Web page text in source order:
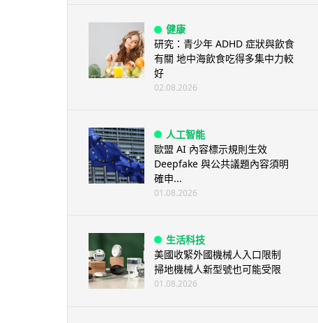
健康
研究：青少年 ADHD 症狀與飲食
有關 地中海飲食吃得多集中力較
好
02.08.2026
人工智能
歐盟 AI 內容標示規則生效
Deepfake 與公共議題內容須明
確申...
01.08.2026
生活科技
美國收緊外國機械人入口限制
掃地機械人新型號也可能受限
01.08.2026